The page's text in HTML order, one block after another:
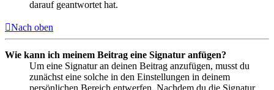
darauf geantwortet hat.
Nach oben
Wie kann ich meinem Beitrag eine Signatur anfügen?
Um eine Signatur an deinen Beitrag anzufügen, musst du
zunächst eine solche in den Einstellungen in deinem
persönlichen Bereich entwerfen. Nachdem du die Signatur